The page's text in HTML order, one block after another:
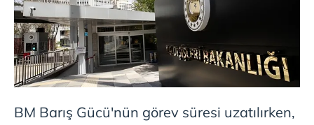
BM Barış Gücü'nün görev süresi uzatılırken,